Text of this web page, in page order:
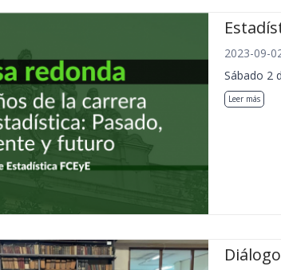
2023-09-
Sábado 2
Leer más